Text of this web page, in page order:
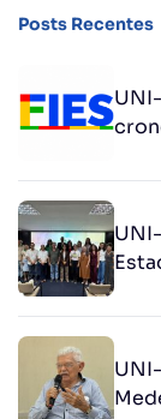
Posts Recentes